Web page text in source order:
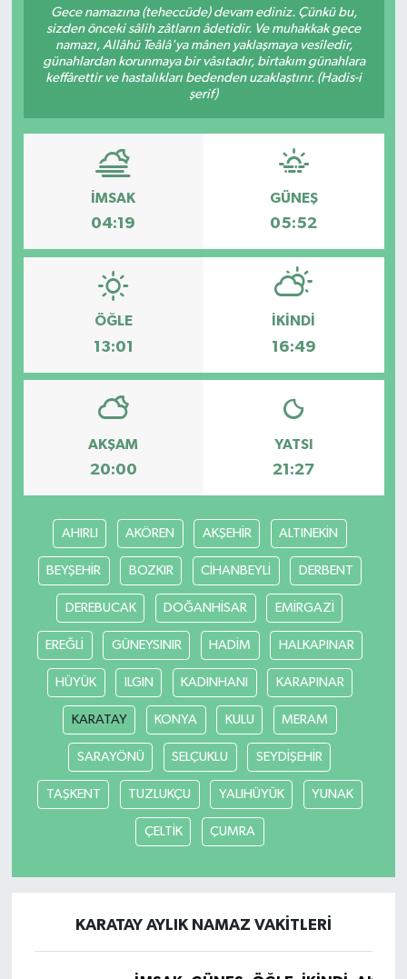
Gece namazına (teheccüde) devam ediniz. Çünkü bu,
sizden önceki sâlih zâtların âdetidir. Ve muhakkak gece
namazı, Allâhü Teâlâ'ya mânen yaklaşmaya vesîledir,
günahlardan korunmaya bir vâsıtadır, birtakım günahlara
keffârettir ve hastalıkları bedenden uzaklaştırır. (Hadis-i
şerif)
İMSAK
04:19
GÜNEŞ
05:52
ÖĞLE
13:01
İKINDI
16:49
AKŞAM
20:00
YATSI
21:27
AHIRLI AKÖREN AKŞEHİR ALTINEKİN
BEYŞEHİR BOZKIR CİHANBEYLİ DERBENT
DEREBUCAK DOĞANHİSAR EMİRGAZİ
EREĞLİ GÜNEYSINIR HADİM HALKAPINAR
HÜYÜK ILGIN KADINHANI KARAPINAR
KARATAY KONYA KULU MERAM
SARAYÖNÜ SELÇUKLU SEYDİŞEHİR
TAŞKENT TUZLUKÇU YALIHÜYÜK YUNAK
ÇELTİK ÇUMRA
KARATAY AYLIK NAMAZ VAKITLERI